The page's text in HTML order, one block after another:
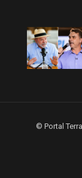
© Portal